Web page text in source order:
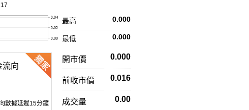
0.000
最高
0.000
最低
流向
數據延遲15分鐘
開市價 0.000
前收市價 0.016
成交量 0.00